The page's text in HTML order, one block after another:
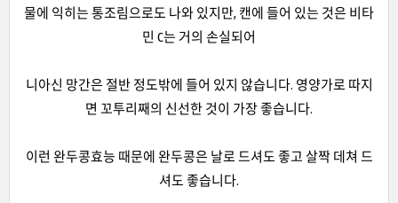
물에 익히는 통조림으로도 나와 있지만, 캔에 들어 있는 것은 비타
민 C는 거의 손실되어
니아신 망간은 절반 정도밖에 들어 있지 않습니다. 영양가로 따지
면 꼬투리째의 신선한 것이 가장 좋습니다.
이런 완두콩효능 때문에 완두콩은 날로 드셔도 좋고 살짝 데쳐 드
셔도 좋습니다.